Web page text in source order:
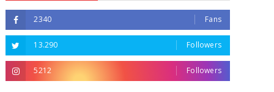
2340 Fans
13.290 Followers
5212 Followers